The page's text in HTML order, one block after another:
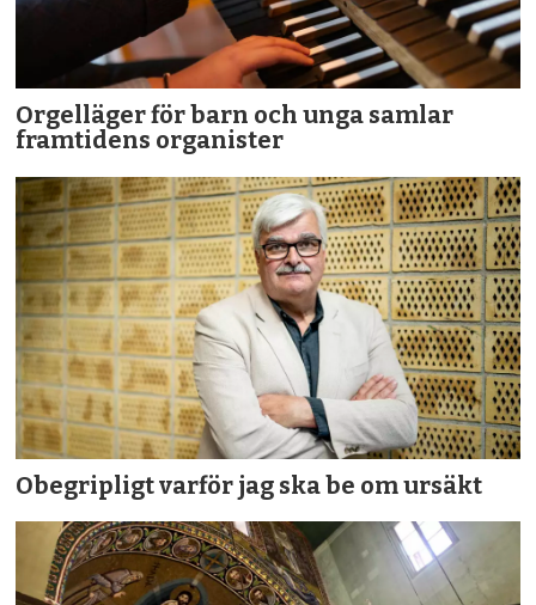
Orgelläger för barn och unga samlar
framtidens organister
Obegripligt varför jag ska be om ursäkt